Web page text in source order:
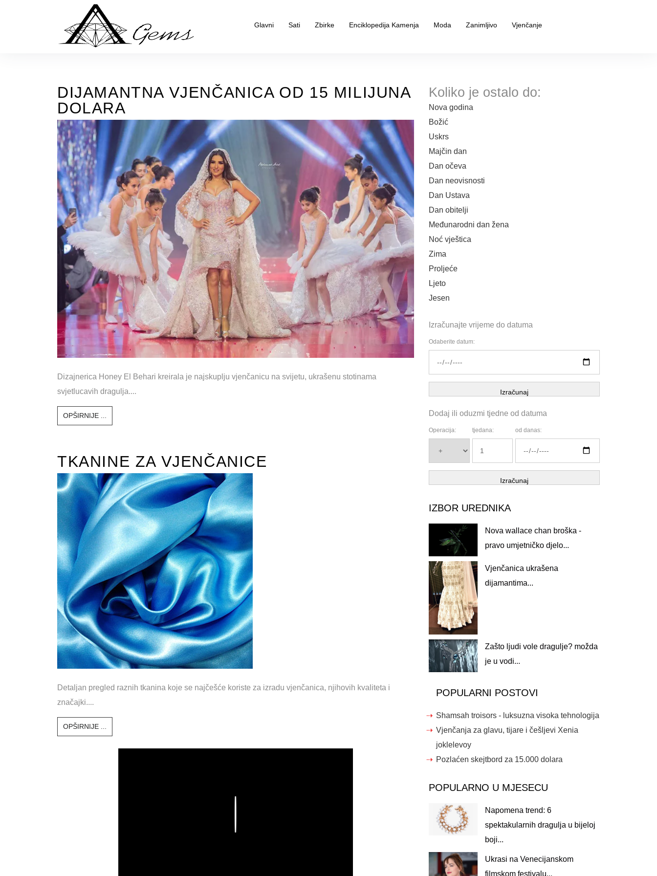
Glavni Sati Zbirke Enciklopedija Kamenja Moda Zanimljivo Vjenčanje
DIJAMANTNA VJENČANICA OD 15 MILIJUNA
DOLARA
Dizajnerica Honey El Behari kreirala je najskuplju vjenčanicu na svijetu, ukrašenu stotinama
svjetlucavih dragulja....
OPŠIRNIJE ...
TKANINE ZA VJENČANICE
Detaljan pregled raznih tkanina koje se najčešće koriste za izradu vjenčanica, njihovih kvaliteta i
značajki....
OPŠIRNIJE ...
Koliko je ostalo do:
Nova godina
Božić
Uskrs
Majčin dan
Dan očeva
Dan neovisnosti
Dan Ustava
Dan obitelji
Međunarodni dan žena
Noć vještica
Zima
Proljeće
Ljeto
Jesen
Izračunajte vrijeme do datuma
Odaberite datum:
Izračunaj
Dodaj ili oduzmi tjedne od datuma
Operacija: tjedana: od danas:
Izračunaj
IZBOR UREDNIKA
Nova wallace chan broška -
pravo umjetničko djelo...
Vjenčanica ukrašena
dijamantima...
Zašto ljudi vole dragulje? možda
je u vodi...
POPULARNI POSTOVI
Shamsah troisors - luksuzna visoka tehnologija
Vjenčanja za glavu, tijare i češljevi Xenia
joklelevoy
Pozlaćen skejtbord za 15.000 dolara
POPULARNO U MJESECU
Napomena trend: 6
spektakularnih dragulja u bijeloj
boji...
Ukrasi na Venecijanskom
filmskom festivalu...